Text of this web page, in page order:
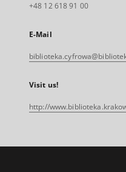
+48 12 618 91 00
E-Mail
Visit us!
http://